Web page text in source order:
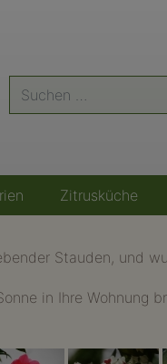
Suche
nach:
Zitrusküche
Stauden, und
in Ihre Wohnung